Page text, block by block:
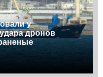
у
дронов